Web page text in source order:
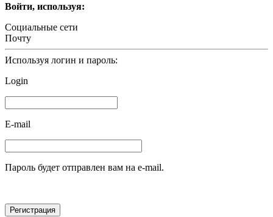
Войти, используя:
Социальные сети
Почту
Используя логин и пароль:
Login
E-mail
Пароль будет отправлен вам на e-mail.